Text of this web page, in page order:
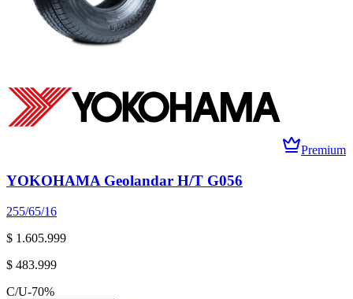
Premium
YOKOHAMA Geolandar H/T G056
255/65/16
$ 1.605.999
$ 483.999
C/U-70%